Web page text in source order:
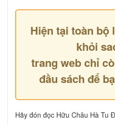
Hiện tại toàn bộ
khỏi
trang web chỉ
đầu sách để
Hãy đón đọc Hữu Châu Hà Tu